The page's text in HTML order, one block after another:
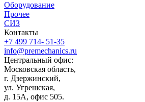
Оборудование
Прочее
СИЗ
Контакты
+7 499 714- 51-35
info@premechanics.ru
Центральный офис:
Московская область,
г. Дзержинский,
ул. Угрешская,
д. 15А, офис 505.